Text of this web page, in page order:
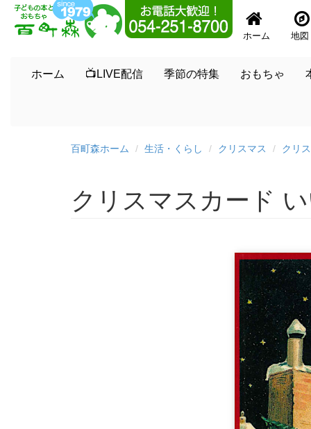
ホーム 地図
ホーム 📺LIVE配信 季節の特集 おもちゃ
百町森ホーム 生活・くらし クリスマス クリ
クリスマスカード